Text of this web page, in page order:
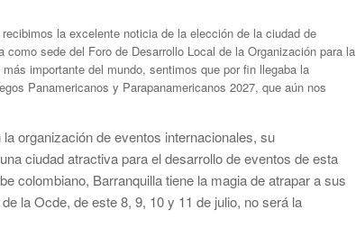
recibimos la excelente noticia de la elección de la ciudad de
como sede del Foro de Desarrollo Local de la Organización para la
importante del mundo, sentimos que por fin llegaba la
Panamericanos y Parapanamericanos 2027, que aún nos
organización de eventos internacionales, su
ciudad atractiva para el desarrollo de eventos de esta
colombiano, Barranquilla tiene la magia de atrapar a sus
la Ocde, de este 8, 9, 10 y 11 de julio, no será la